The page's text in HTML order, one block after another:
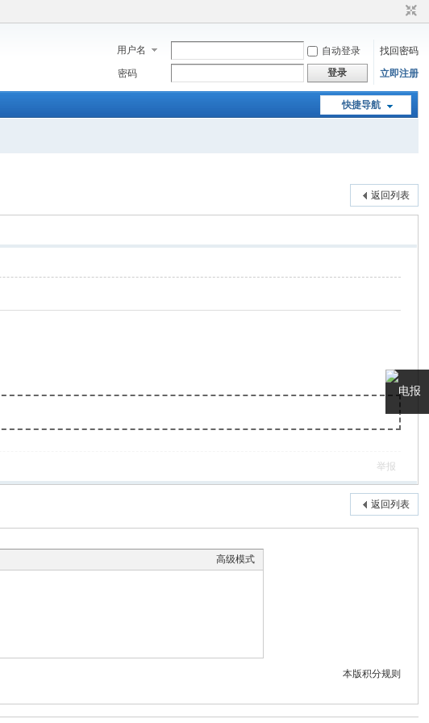
用户名 自动登录
找回密码
密码
登录 立即注册
快捷导航
返回列表
举报
返回列表
高级模式
本版积分规则
电报
客服